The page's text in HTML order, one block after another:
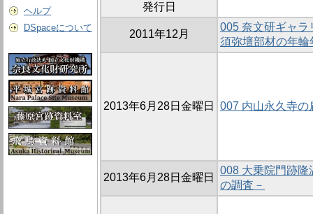
ヘルプ
DSpaceについて
発行日
2011年12月
005 奈文研ギャ
須弥壇部材の年輪
2013年6月28日金曜日 007 内山永久寺の
2013年6月28日金曜日
008 大乗院門跡隆
の調査－